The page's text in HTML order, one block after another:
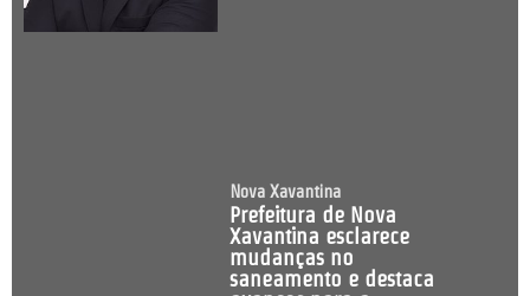
Nova Xavantina
Prefeitura de Nova
Xavantina esclarece
mudanças no
saneamento e destaca